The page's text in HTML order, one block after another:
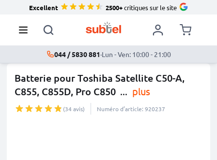
Excellent 2500+critiques sur le site
044 / 5830 881·Lun - Ven: 10:00 - 21:00
Batterie pour Toshiba Satellite C50-A,
C855, C855D, Pro C850 ... plus
(34 avis) Numéro d’article: 920237